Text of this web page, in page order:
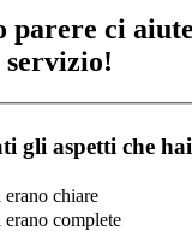
parere ci
gli aspetti che
chiare
complete